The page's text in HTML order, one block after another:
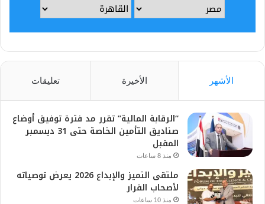
الأشهر الأخيرة تعليقات
“الرقابة المالية” تقرر مد فترة توفيق أوضاع
صناديق التأمين الخاصة حتى 31 ديسمبر
المقبل
منذ 8 ساعات
ملتقى التميز والإبداع 2026 يعرض توصياته
لأصحاب القرار
منذ 10 ساعات